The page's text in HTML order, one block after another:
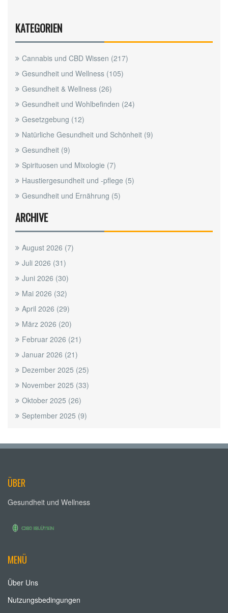
KATEGORIEN
Cannabis und CBD Wissen (217)
Gesundheit und Wellness (105)
Gesundheit & Wellness (26)
Gesundheit und Wohlbefinden (24)
Gesetzgebung (12)
Natürliche Gesundheit und Schönheit (9)
Gesundheit (9)
Spirituosen und Mixologie (7)
Haustiergesundheit und -pflege (5)
Gesundheit und Ernährung (5)
ARCHIVE
August 2026 (7)
Juli 2026 (31)
Juni 2026 (30)
Mai 2026 (32)
April 2026 (29)
März 2026 (20)
Februar 2026 (21)
Januar 2026 (21)
Dezember 2025 (25)
November 2025 (33)
Oktober 2025 (26)
September 2025 (9)
ÜBER
Gesundheit und Wellness
MENÜ
Über Uns
Nutzungsbedingungen